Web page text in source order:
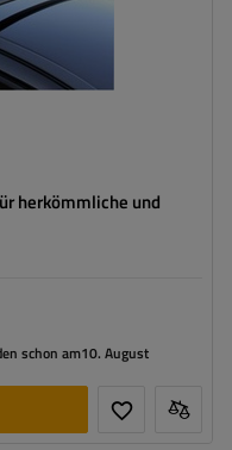
herkömmliche und
schon am10. August